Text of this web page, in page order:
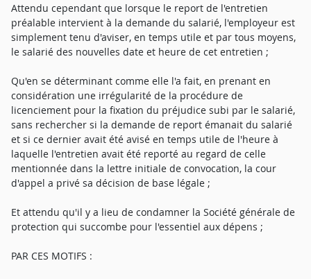
Attendu cependant que lorsque le report de l'entretien
préalable intervient à la demande du salarié, l'employeur est
simplement tenu d'aviser, en temps utile et par tous moyens,
le salarié des nouvelles date et heure de cet entretien ;
Qu'en se déterminant comme elle l'a fait, en prenant en
considération une irrégularité de la procédure de
licenciement pour la fixation du préjudice subi par le salarié,
sans rechercher si la demande de report émanait du salarié
et si ce dernier avait été avisé en temps utile de l'heure à
laquelle l'entretien avait été reporté au regard de celle
mentionnée dans la lettre initiale de convocation, la cour
d'appel a privé sa décision de base légale ;
Et attendu qu'il y a lieu de condamner la Société générale de
protection qui succombe pour l'essentiel aux dépens ;
PAR CES MOTIFS :